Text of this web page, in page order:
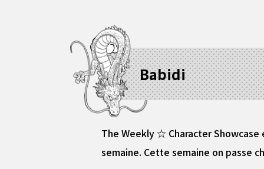
Babidi
The Weekly ☆ Character
semaine. Cette semaine on passe